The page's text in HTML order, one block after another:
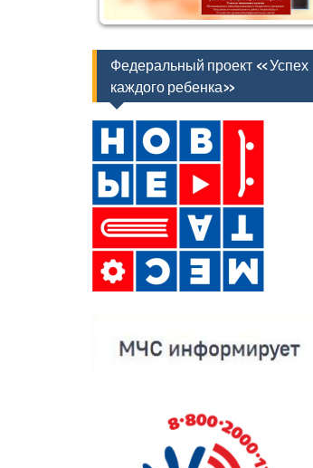
Федеральный проект «Успех
каждого ребенка»